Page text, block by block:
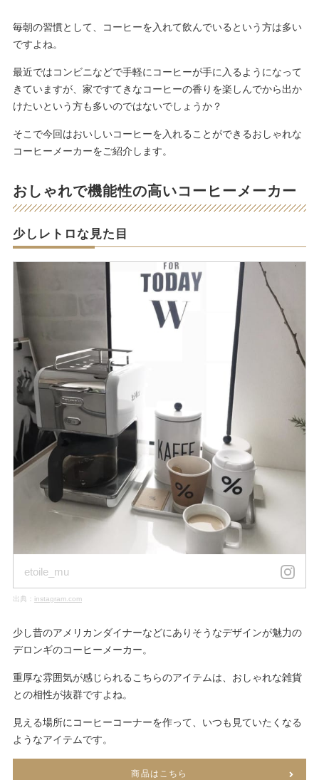
毎朝の習慣として、コーヒーを入れて飲んでいるという方は多い
ですよね。
最近ではコンビニなどで手軽にコーヒーが手に入るようになって
きていますが、家ですてきなコーヒーの香りを楽しんでから出か
けたいという方も多いのではないでしょうか？
そこで今回はおいしいコーヒーを入れることができるおしゃれな
コーヒーメーカーをご紹介します。
おしゃれで機能性の高いコーヒーメーカー
少しレトロな見た目
etoile_mu
出典： instagram.com
少し昔のアメリカンダイナーなどにありそうなデザインが魅力の
デロンギのコーヒーメーカー。
重厚な雰囲気が感じられるこちらのアイテムは、おしゃれな雑貨
との相性が抜群ですよね。
見える場所にコーヒーコーナーを作って、いつも見ていたくなる
ようなアイテムです。
商品はこちら